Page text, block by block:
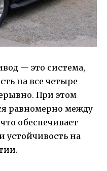
— это система,
на все четыре
При этом
равномерно между
обеспечивает
устойчивость на